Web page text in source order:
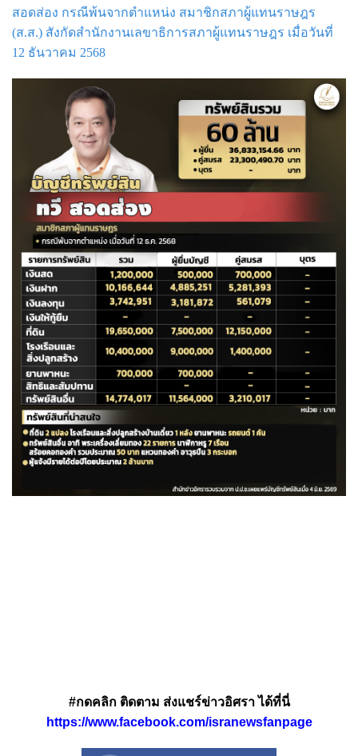
สอดส่อง กรณีพ้นจากตำแหน่ง สมาชิกสภาผู้แทนราษฎร
(ส.ส.) สังกัดสำนักงานเลขาธิการสภาผู้แทนราษฎร เมื่อวันที่
12 ธันวาคม 2568
#กดคลิก ติดตาม ส่งแชร์ข่าวอิศรา ได้ที่นี่
https://www.facebook.com/isranewsfanpage